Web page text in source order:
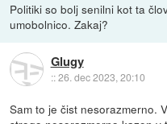
Politiki so bolj senilni kot ta
umobolnico. Zakaj?
Glugy
::26. dec 2023, 20:10
Sam to je čist nesorazmerno.